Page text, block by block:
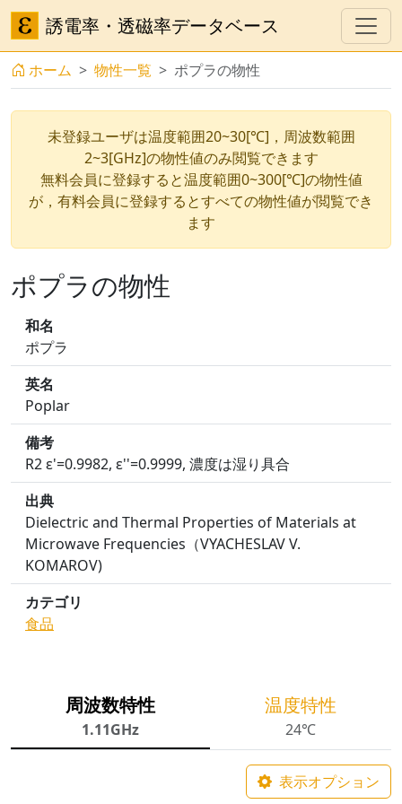
誘電率・透磁率データベース
ホーム 物性一覧 ポプラの物性
未登録ユーザは温度範囲20~30[℃]，周波数範囲
2~3[GHz]の物性値のみ閲覧できます
無料会員に登録すると温度範囲0~300[℃]の物性値
が，有料会員に登録するとすべての物性値が閲覧でき
ます
ポプラの物性
和名
ポプラ
英名
Poplar
備考
R2 ε'=0.9982, ε''=0.9999, 濃度は湿り具合
出典
Dielectric and Thermal Properties of Materials at
Microwave Frequencies（VYACHESLAV V.
KOMAROV)
カテゴリ
食品
周波数特性
1.11GHz
温度特性
24℃
表示オプション